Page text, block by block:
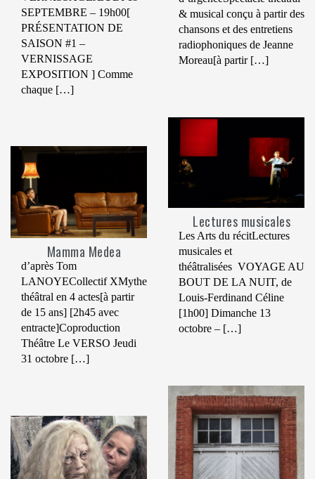
SEPTEMBRE – 19h00[
PRÉSENTATION DE
SAISON #1 –
VERNISSAGE
EXPOSITION ] Comme
chaque […]
& musical conçu à partir des
chansons et des entretiens
radiophoniques de Jeanne
Moreau[à partir […]
Lectures musicales
Les Arts du récitLectures
musicales et
théâtralisées VOYAGE AU
BOUT DE LA NUIT, de
Louis-Ferdinand Céline
[1h00] Dimanche 13
octobre – […]
Mamma Medea
d’après Tom
LANOYECollectif XMythe
théâtral en 4 actes[à partir
de 15 ans] [2h45 avec
entracte]Coproduction
Théâtre Le VERSO Jeudi
31 octobre […]